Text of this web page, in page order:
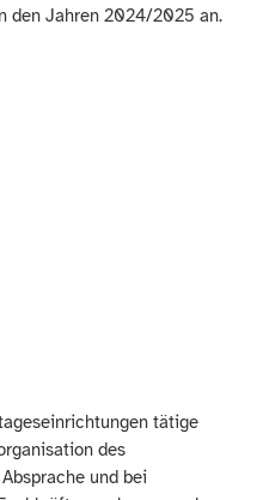
den Jahren 2024/2025 an.
tätige
des
und bei